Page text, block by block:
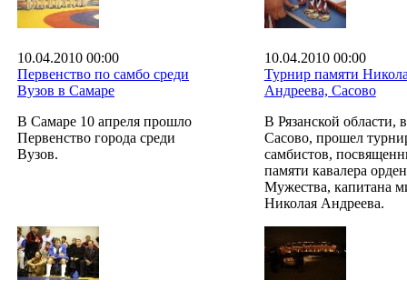
10.04.2010 00:00
Первенство по самбо среди
Вузов в Самаре
В Самаре 10 апреля прошло
Первенство города среди
Вузов.
10.04.2010 00:00
Турнир памяти
Андреева, Сасово
В Рязанской области,
Сасово, прошел
самбистов,
памяти кавалера
Мужества, капитана
Николая Андреева.